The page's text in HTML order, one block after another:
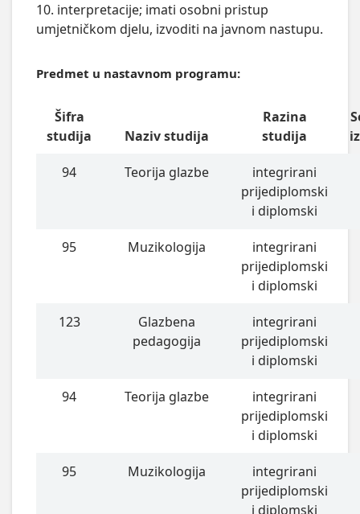
10. interpretacije; imati osobni pristup
umjetničkom djelu, izvoditi na javnom nastupu.
Predmet u nastavnom programu:
Šifra
studija
Naziv studija
Razina
studija
94 Teorija glazbe
integrirani
prijediplomski
i diplomski
95 Muzikologija
integrirani
prijediplomski
i diplomski
123
Glazbena
pedagogija
integrirani
prijediplomski
i diplomski
94 Teorija glazbe
integrirani
prijediplomski
i diplomski
95 Muzikologija
integrirani
prijediplomski
i diplomski